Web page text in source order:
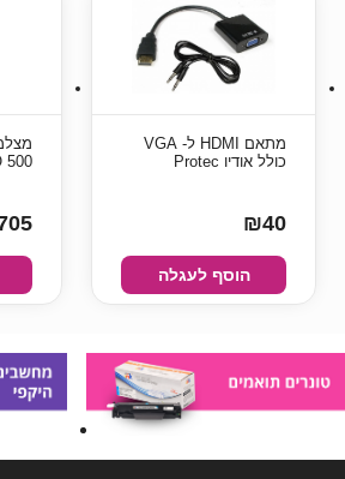
מתאם HDMI ל- VGA
כולל אודיו Protec
₪40
הוסף לעגלה
500